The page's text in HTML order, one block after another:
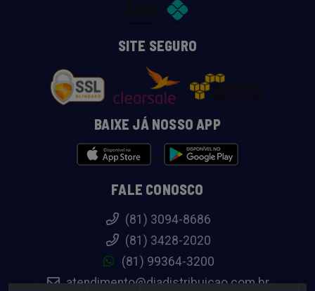
SITE SEGURO
BAIXE JÁ NOSSO APP
FALE CONOSCO
(81) 3094-8686
(81) 3428-2020
(81) 99364-3200
atendimento@diadistribuicao.com.br